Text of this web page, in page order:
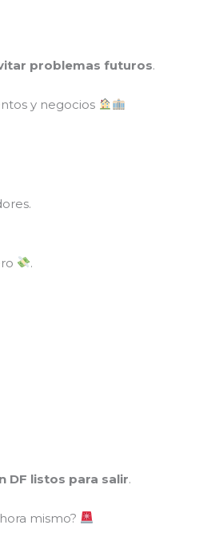
problemas futuros.
y negocios
.
DF listos para salir.
mismo?